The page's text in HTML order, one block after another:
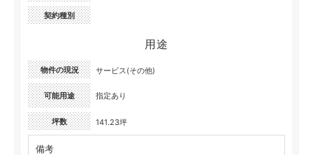
契約種別
用途
物件の現況 サービス(その他)
可能用途 指定あり
坪数 141.23坪
備考